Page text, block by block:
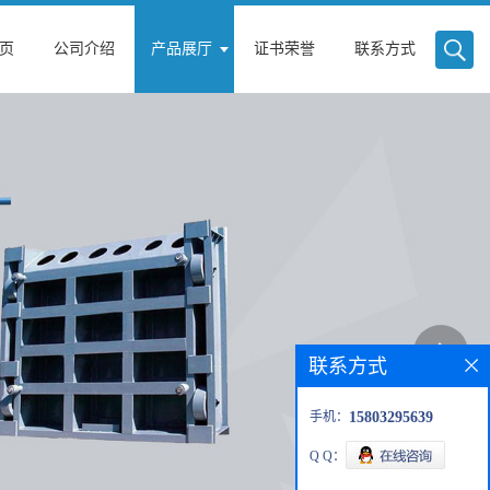
公司介绍 产品展厅 证书荣誉 联系方式
联系方式
手机： 15803295639
Q Q：